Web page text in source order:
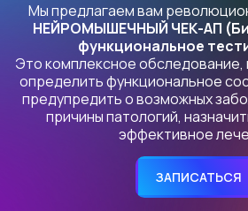
Мое
реабилитолог
Для меня важно быть честным, не
информацию и самому находиться в
относительно того, что и как я
специалистами разного профиля,
неврологами, мануальными
Мы предлагаем вам
НЕЙРОМЫШЕЧНЫЙ ЧЕК-АП
функциональное
Это комплексное обследование,
определить функциональное
предупредить о возможных
причины патологий,
эффективное
ЗАПИСАТЬСЯ